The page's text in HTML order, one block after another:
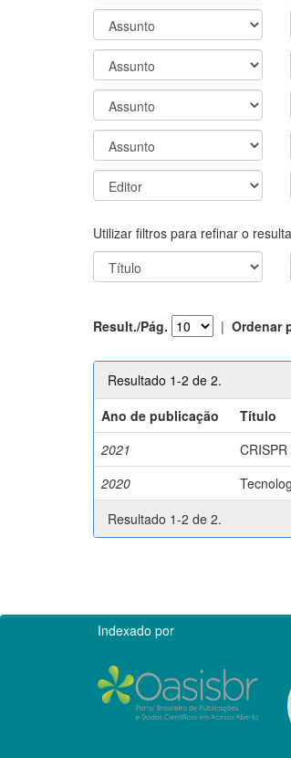
Utilizar filtros para refinar o
Result./Pág. | Ordenar
Resultado 1-2 de 2.
Ano de publicação
Título
2021
2020
Resultado 1-2 de 2.
Indexado por